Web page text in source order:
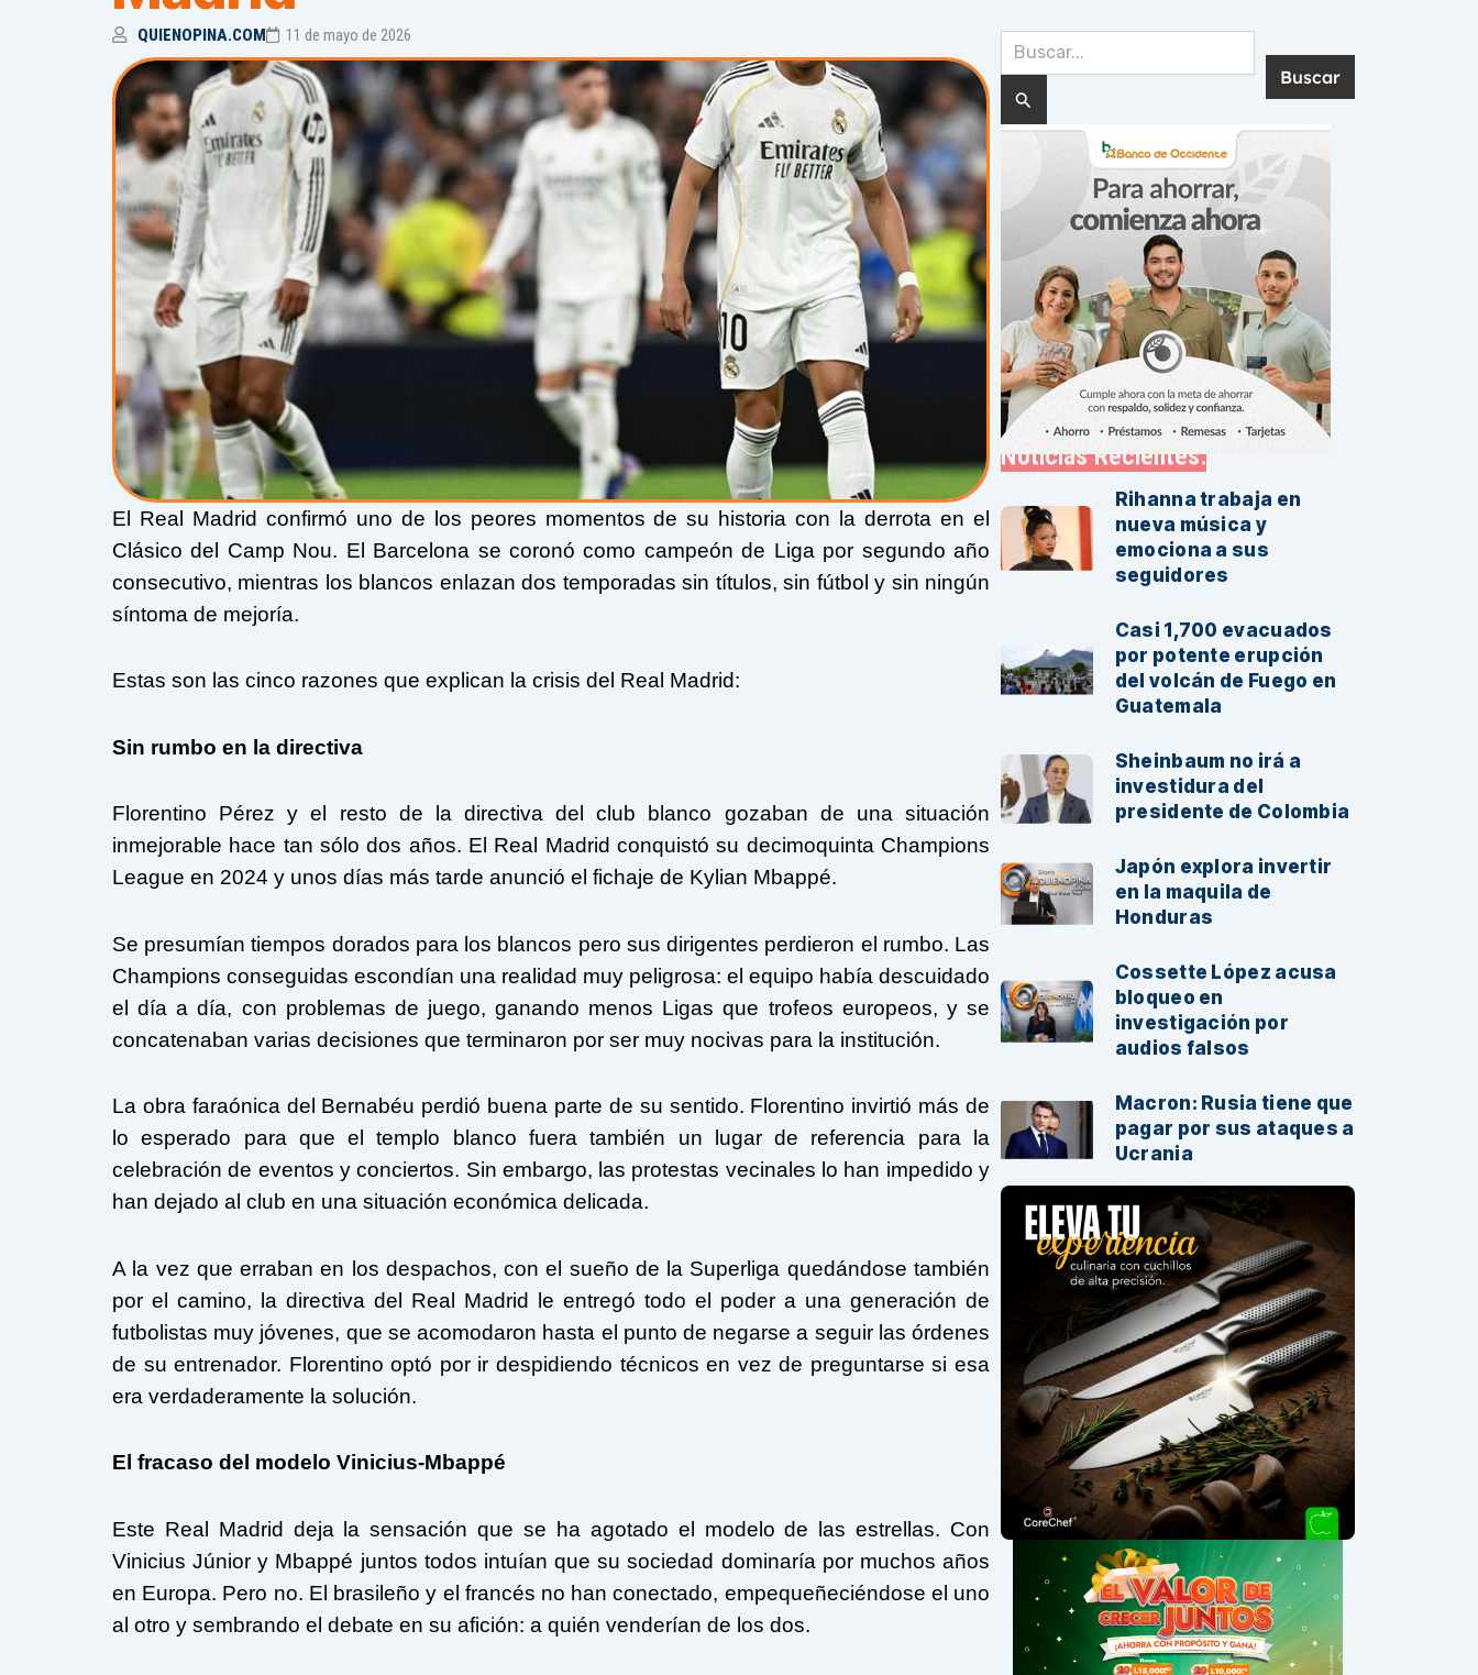
QUIENOPINA.COM 11 de mayo de 2026
El Real Madrid confirmó uno de los peores momentos de su historia con la derrota en el
Clásico del Camp Nou. El Barcelona se coronó como campeón de Liga por segundo año
consecutivo, mientras los blancos enlazan dos temporadas sin títulos, sin fútbol y sin ningún
síntoma de mejoría.
Estas son las cinco razones que explican la crisis del Real Madrid:
Sin rumbo en la directiva
Florentino Pérez y el resto de la directiva del club blanco gozaban de una situación
inmejorable hace tan sólo dos años. El Real Madrid conquistó su decimoquinta Champions
League en 2024 y unos días más tarde anunció el fichaje de Kylian Mbappé.
Se presumían tiempos dorados para los blancos pero sus dirigentes perdieron el rumbo. Las
Champions conseguidas escondían una realidad muy peligrosa: el equipo había descuidado
el día a día, con problemas de juego, ganando menos Ligas que trofeos europeos, y se
concatenaban varias decisiones que terminaron por ser muy nocivas para la institución.
La obra faraónica del Bernabéu perdió buena parte de su sentido. Florentino invirtió más de
lo esperado para que el templo blanco fuera también un lugar de referencia para la
celebración de eventos y conciertos. Sin embargo, las protestas vecinales lo han impedido y
han dejado al club en una situación económica delicada.
A la vez que erraban en los despachos, con el sueño de la Superliga quedándose también
por el camino, la directiva del Real Madrid le entregó todo el poder a una generación de
futbolistas muy jóvenes, que se acomodaron hasta el punto de negarse a seguir las órdenes
de su entrenador. Florentino optó por ir despidiendo técnicos en vez de preguntarse si esa
era verdaderamente la solución.
El fracaso del modelo Vinicius-Mbappé
Este Real Madrid deja la sensación que se ha agotado el modelo de las estrellas. Con
Vinicius Júnior y Mbappé juntos todos intuían que su sociedad dominaría por muchos años
en Europa. Pero no. El brasileño y el francés no han conectado, empequeñeciéndose el uno
al otro y sembrando el debate en su afición: a quién venderían de los dos.
por:
Noticias Recientes:
Rihanna trabaja en
nueva música y
emociona a sus
seguidores
Casi 1,700 evacuados
por potente erupción
del volcán de Fuego en
Guatemala
Sheinbaum no irá a
investidura del
presidente de Colombia
Japón explora invertir
en la maquila de
Honduras
Cossette López acusa
bloqueo en
investigación por
audios falsos
Macron: Rusia tiene que
pagar por sus ataques a
Ucrania